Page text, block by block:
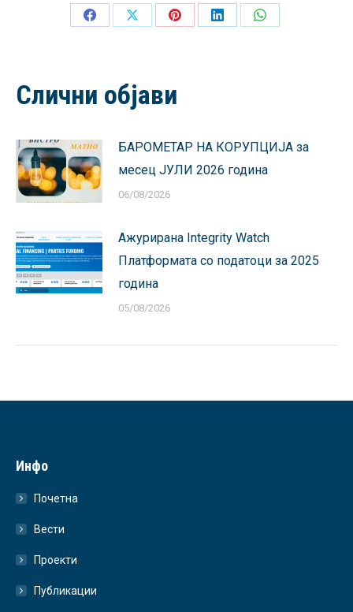
Share
Share
Share
Share
Share
Слични објави
БАРОМЕТАР НА КОРУПЦИЈА за
месец ЈУЛИ 2026 година
06/08/2026
Ажурирана Integrity Watch
Платформата со податоци за 2025
година
05/08/2026
Инфо
Почетна
Вести
Проекти
Публикации